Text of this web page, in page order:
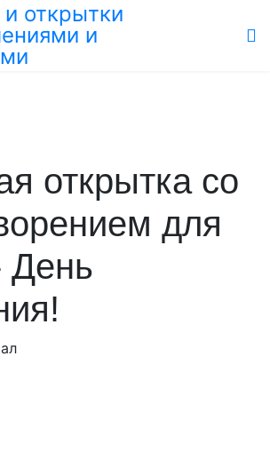
открытка со
для